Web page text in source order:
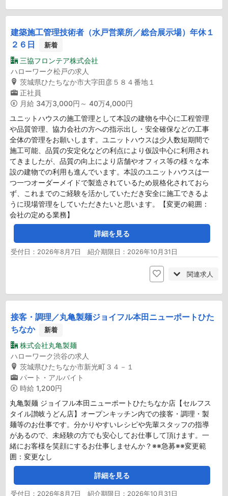
建築施工管理技術者（水戸営業所／総合展示場）年休１
２６日
新着
三協フロンテア株式会社
ハローワーク松戸の求人
茨城県ひたちなか市大字田彦５８４番地１
正社員
月給 34万3,000円～ 40万4,000円
ユニットハウスの施工管理として本設の建物を中心に工程管理
や品質管理、協力会社の方への指示出し・安全確保などの工事
全体の管理をお願いします。ユニットハウスは少人数短期間で
施工可能、品質の安定化などの利点により仮設中心に利用され
てきましたが、品質の向上により店舗やオフィス等の様々な本
設の建物での利用も進んでいます。本設のユニットハウスは一
つ一つオーダーメイドで製造されているため規格化されておら
ず、これまでのご経験を活かしていただき安全に施工できるよ
うに現場管理をしていただきたいと思います。【変更の範囲：
会社の定める業務】
詳細を見る
受付日：2026年8月7日 紹介期限日：2026年10月31日
関連求人
接客・調理／丸亀製麺ジョイフル本田ニューポートひた
ちなか
新着
株式会社丸亀製麺
ハローワーク渋谷の求人
茨城県ひたちなか市新光町３４－１
パート・アルバイト
時給 1,200円
丸亀製麺 ジョイフル本田ニューポートひたちなか店【セルフス
タイル讃岐うどん店】オープンキッチン内での接客・調理・製
麺等のお仕事です。分かりやすいレシピや先輩スタッフの指導
があるので、未経験の方でも安心してお仕事して頂けます。一
緒にお客様を笑顔にするお仕事しませんか？※※急募※※変更範
囲：変更なし
詳細を見る
受付日：2026年8月7日 紹介期限日：2026年10月31日